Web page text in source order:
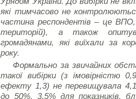
які тимчасово не
частина респондентів – це ВПО,
територій), а також
громадянами, які виїхали за
року.
Формально за звичайних
такої вибірки (з імовірністю
ефекту 1,3) не перевищувала
до 50%, 3,5% для показників,